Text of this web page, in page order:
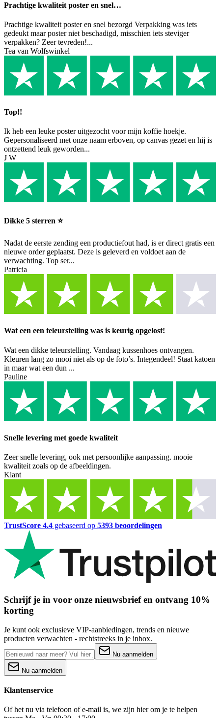
Prachtige kwaliteit poster en snel…
Prachtige kwaliteit poster en snel bezorgd Verpakking was iets
gedeukt maar poster niet beschadigd, misschien iets steviger
verpakken? Zeer tevreden!...
Tea van Wolfswinkel
Top!!
Ik heb een leuke poster uitgezocht voor mijn koffie hoekje.
Gepersonaliseerd met onze naam erboven, op canvas gezet en hij is
ontzettend leuk geworden...
J W
Dikke 5 sterren ⭐️
Nadat de eerste zending een productiefout had, is er direct gratis een
nieuwe order geplaatst. Deze is geleverd en voldoet aan de
verwachting. Top ser...
Patricia
Wat een een teleurstelling was is keurig opgelost!
Wat een dikke teleurstelling. Vandaag kussenhoes ontvangen.
Kleuren lang zo mooi niet als op de foto’s. Integendeel! Staat katoen
in maar wat een dun ...
Pauline
Snelle levering met goede kwaliteit
Zeer snelle levering, ook met persoonlijke aanpassing. mooie
kwaliteit zoals op de afbeeldingen.
Klant
TrustScore 4.4 gebaseerd op 5393 beoordelingen
Schrijf je in voor onze nieuwsbrief en ontvang 10%
korting
Je kunt ook exclusieve VIP-aanbiedingen, trends en nieuwe
producten verwachten - rechtstreeks in je inbox.
Nu aanmelden
Nu aanmelden
Klantenservice
Of het nu via telefoon of e-mail is, we zijn hier om je te helpen